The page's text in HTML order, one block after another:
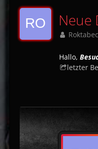
Neue
Roktabec
Hallo,
letzter